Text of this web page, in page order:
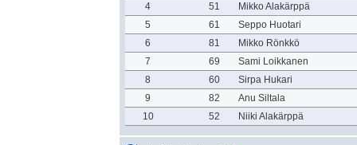
4
51
Mikko Alakärppä
5
61
Seppo Huotari
6
81
Mikko Rönkkö
7
69
Sami Loikkanen
8
60
Sirpa Hukari
9
82
Anu Siltala
10
52 Niiki Alakärppä